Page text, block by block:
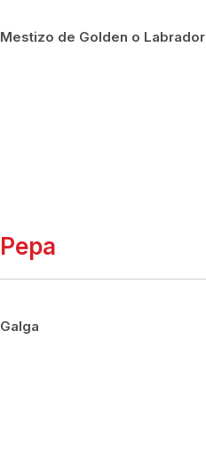
Mestizo de Golden o Labrador
Pepa
Galga